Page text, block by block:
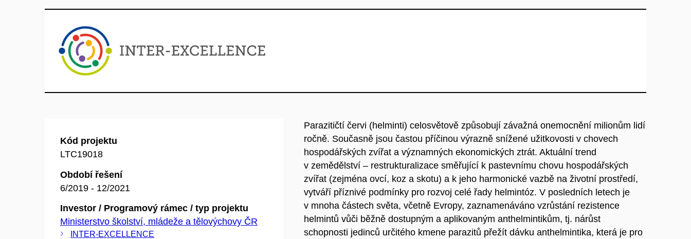
Kód projektu
LTC19018
Období řešení
6/2019 - 12/2021
Investor / Programový rámec / typ projektu
Ministerstvo školství, mládeže a tělovýchovy ČR
INTER-EXCELLENCE
Parazitičtí červi (helminti) celosvětově způsobují závažná onemocnění milionům lidí
ročně. Současně jsou častou příčinou výrazně snížené užitkovosti v chovech
hospodářských zvířat a významných ekonomických ztrát. Aktuální trend
v zemědělství – restrukturalizace směřující k pastevnímu chovu hospodářských
zvířat (zejména ovcí, koz a skotu) a k jeho harmonické vazbě na životní prostředí,
vytváří příznivé podmínky pro rozvoj celé řady helmintóz. V posledních letech je
v mnoha částech světa, včetně Evropy, zaznamenáváno vzrůstání rezistence
helmintů vůči běžně dostupným a aplikovaným anthelmintikům, tj. nárůst
schopnosti jedinců určitého kmene parazitů přežít dávku anthelmintika, která je pro